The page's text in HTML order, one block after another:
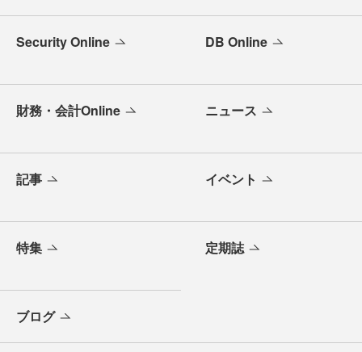
Security Online DB Online
財務・会計Online ニュース
記事 イベント
特集 定期誌
ブログ